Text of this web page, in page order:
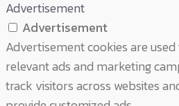
Advertisement
Advertisement
Advertisement cookies are
relevant ads and marketing
track visitors across websites